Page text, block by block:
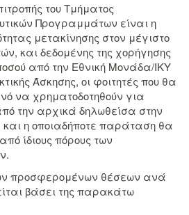
του Τμήματος
Προγραμμάτων είναι η
μετακίνησης στον μέγιστο
και δεδομένης της χορήγησης
από την Εθνική Μονάδα/ΙΚΥ
Άσκησης, οι φοιτητές που θα
να χρηματοδοτηθούν για
την αρχικά δηλωθείσα στην
και η οποιαδήποτε παράταση θα
ίδιους πόρους των
προσφερομένων θέσεων ανά
βάσει της παρακάτω